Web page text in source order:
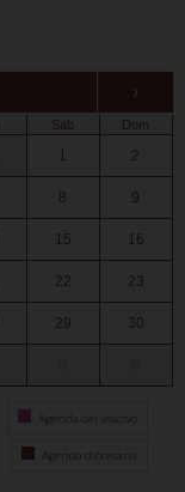
›
Sab Dom
1 2
8 9
15 16
22 23
29 30
Agenda del vescovo
Agenda diocesana